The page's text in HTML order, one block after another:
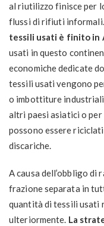
al riutilizzo finisce per
flussi di rifiuti
tessili usati è finito in
usati in questo
economiche dedicate
tessili usati vengono
o imbottiture
altri paesi asiatici o
possono essere
discariche.
A causa dell’obbligo
frazione separata in
quantità di tessili usati
ulteriormente. La